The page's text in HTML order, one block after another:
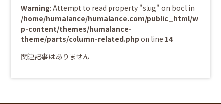
Warning: Attempt to read property "slug" on bool in
/home/humalance/humalance.com/public_html/w
p-content/themes/humalance-
theme/parts/column-related.php on line 14
関連記事はありません